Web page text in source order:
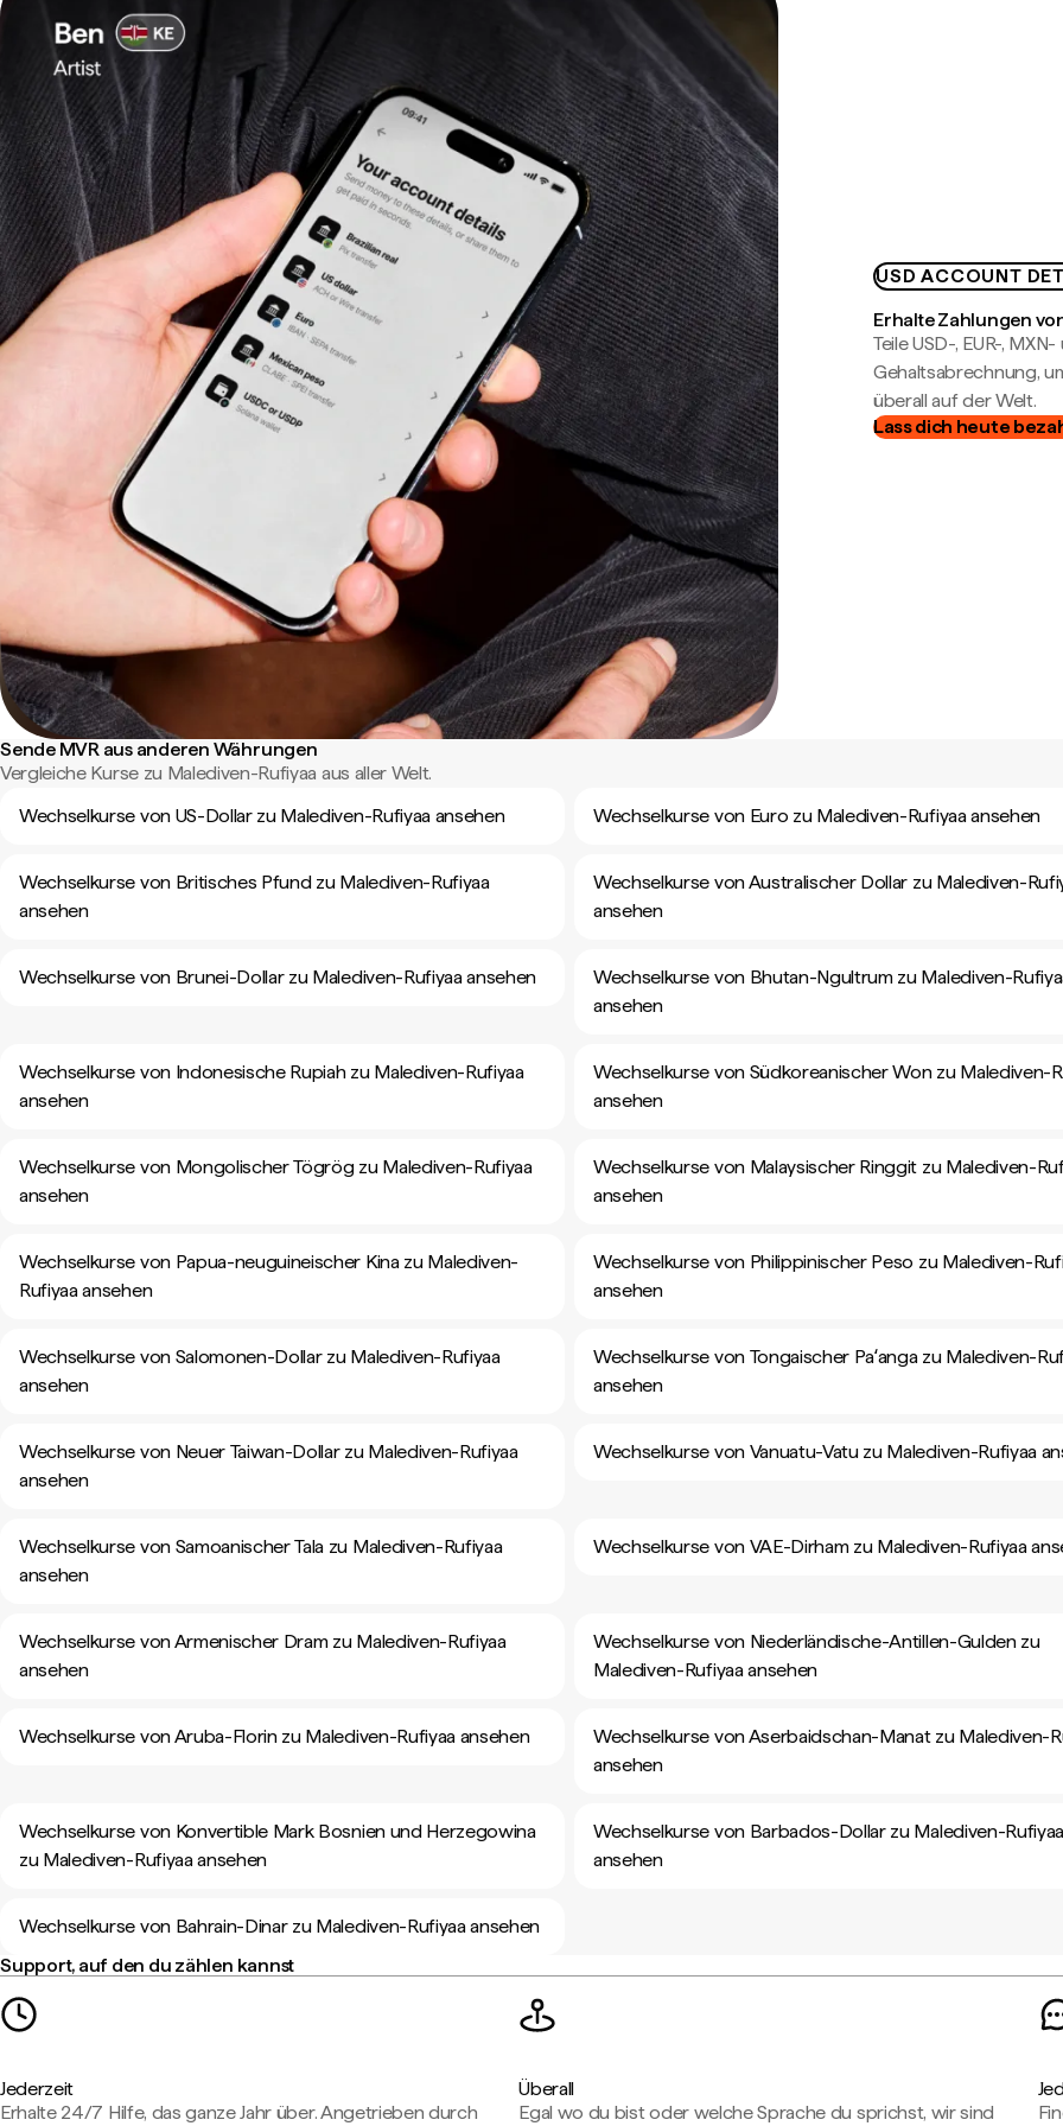
USD ACCOUNT
Erhalte Zahlungen
Teile USD-, EUR-,
Gehaltsabrechnung,
überall auf der Welt.
Lass dich heute
Sende MVR aus anderen Währungen
Vergleiche Kurse zu Malediven-Rufiyaa aus aller Welt.
Wechselkurse von US-Dollar zu Malediven-Rufiyaa ansehen
Wechselkurse von Euro zu Malediven-Rufiyaa ansehen
Wechselkurse von Britisches Pfund zu Malediven-Rufiyaa
ansehen
Wechselkurse von Australischer Dollar zu Malediven-
ansehen
Wechselkurse von Brunei-Dollar zu Malediven-Rufiyaa ansehen
Wechselkurse von Bhutan-Ngultrum zu Malediven-
ansehen
Wechselkurse von Indonesische Rupiah zu Malediven-Rufiyaa
ansehen
Wechselkurse von Südkoreanischer Won zu Malediven-
ansehen
Wechselkurse von Mongolischer Tögrög zu Malediven-Rufiyaa
ansehen
Wechselkurse von Malaysischer Ringgit zu Malediven-
ansehen
Wechselkurse von Papua-neuguineischer Kina zu Malediven-
Rufiyaa ansehen
Wechselkurse von Philippinischer Peso zu Malediven-
ansehen
Wechselkurse von Salomonen-Dollar zu Malediven-Rufiyaa
ansehen
Wechselkurse von Tongaischer Paʻanga zu Malediven-
ansehen
Wechselkurse von Neuer Taiwan-Dollar zu Malediven-Rufiyaa
ansehen
Wechselkurse von Vanuatu-Vatu zu Malediven-Rufiyaa
Wechselkurse von Samoanischer Tala zu Malediven-Rufiyaa
ansehen
Wechselkurse von VAE-Dirham zu Malediven-Rufiyaa
Wechselkurse von Armenischer Dram zu Malediven-Rufiyaa
ansehen
Wechselkurse von Niederländische-Antillen-Gulden zu
Malediven-Rufiyaa ansehen
Wechselkurse von Aruba-Florin zu Malediven-Rufiyaa ansehen
Wechselkurse von Aserbaidschan-Manat zu Malediven-
ansehen
Wechselkurse von Konvertible Mark Bosnien und Herzegowina
zu Malediven-Rufiyaa ansehen
Wechselkurse von Barbados-Dollar zu Malediven-Rufiyaa
ansehen
Wechselkurse von Bahrain-Dinar zu Malediven-Rufiyaa ansehen
Support, auf den du zählen kannst
Jederzeit
Erhalte 24/7 Hilfe, das ganze Jahr über. Angetrieben durch
Überall
Egal wo du bist oder welche Sprache du sprichst, wir sind